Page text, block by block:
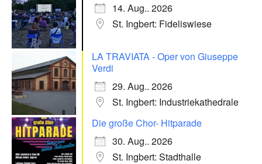
14. Aug.. 2026
St. Ingbert: Fideliswiese
LA TRAVIATA - Oper von Giuseppe
Verdi
29. Aug.. 2026
St. Ingbert: Industriekathedrale
Die große Chor- Hitparade
30. Aug.. 2026
St. Ingbert: Stadthalle